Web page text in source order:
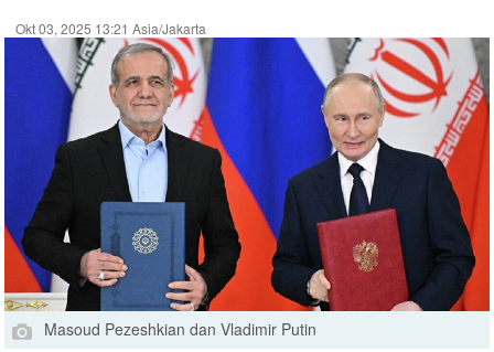
Okt 03, 2025 13:21 Asia/Jakarta
Masoud Pezeshkian dan Vladimir Putin